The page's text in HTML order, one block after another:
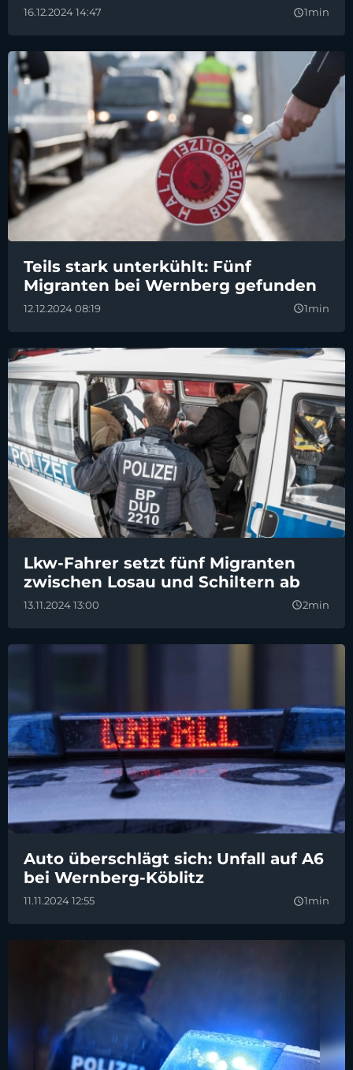
16.12.2024 14:47 query_builder1min
Teils stark unterkühlt: Fünf
Migranten bei Wernberg gefunden
12.12.2024 08:19 query_builder1min
Lkw-Fahrer setzt fünf Migranten
zwischen Losau und Schiltern ab
13.11.2024 13:00 query_builder2min
Auto überschlägt sich: Unfall auf A6
bei Wernberg-Köblitz
11.11.2024 12:55 query_builder1min